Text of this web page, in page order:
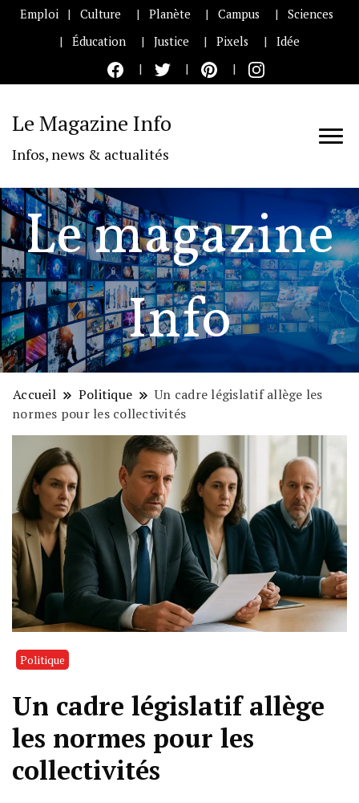
Emploi Culture Planète Campus
Sciences
Éducation
Justice Pixels Idée
Le Magazine Info
Infos, news & actualités
Le magazine
Info
Accueil Politique
Un cadre législatif allège les
normes pour les collectivités
Politique
Un cadre législatif allège
les normes pour les
collectivités